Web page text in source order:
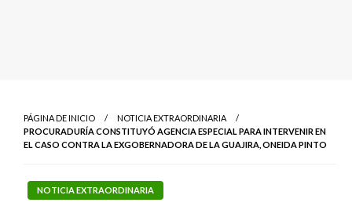
PÁGINA DE INICIO
NOTICIA EXTRAORDINARIA
PROCURADURÍA CONSTITUYÓ AGENCIA ESPECIAL PARA INTERVENIR EN
EL CASO CONTRA LA EXGOBERNADORA DE LA GUAJIRA, ONEIDA PINTO
NOTICIA EXTRAORDINARIA